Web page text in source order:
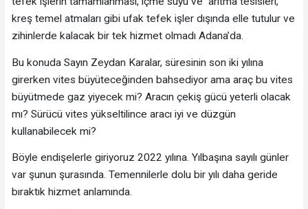
kreş temel atmaları gibi ufak tefek işler dışında elle tutulur ve
zihinlerde kalacak bir tek hizmet olmadı Adana’da.
Bu konuda Sayın Zeydan Karalar, süresinin son iki yılına
girerken vites büyüteceğinden bahsediyor ama araç bu vites
büyütmede gaz yiyecek mi? Aracın çekiş gücü yeterli olacak
mı? Sürücü vites yükseltilince aracı iyi ve düzgün
kullanabilecek mi?
Böyle endişelerle giriyoruz 2022 yılına. Yılbaşına sayılı günler
var şunun şurasında. Temennilerle dolu bir yılı daha geride
bıraktık hizmet anlamında.